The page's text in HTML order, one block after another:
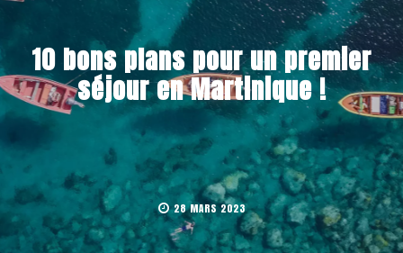
10 bons plans pour un premier
séjour en Martinique !
28 MARS 2023